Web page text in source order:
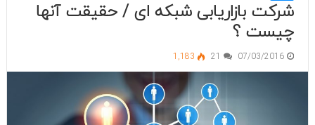
شرکت بازاریابی شبکه ای / حقیقت آنها
چیست ؟
07/03/2016
21
1,183